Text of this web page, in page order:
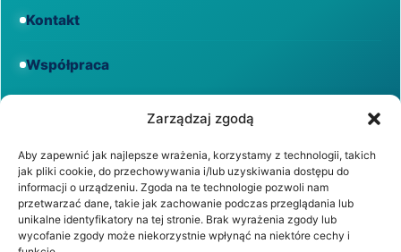
Zarządzaj zgodą
Aby zapewnić jak najlepsze wrażenia, korzystamy z technologii, takich
jak pliki cookie, do przechowywania i/lub uzyskiwania dostępu do
informacji o urządzeniu. Zgoda na te technologie pozwoli nam
przetwarzać dane, takie jak zachowanie podczas przeglądania lub
unikalne identyfikatory na tej stronie. Brak wyrażenia zgody lub
wycofanie zgody może niekorzystnie wpłynąć na niektóre cechy i
Kontakt
Współpraca
Regulamin
Polityka prywatności